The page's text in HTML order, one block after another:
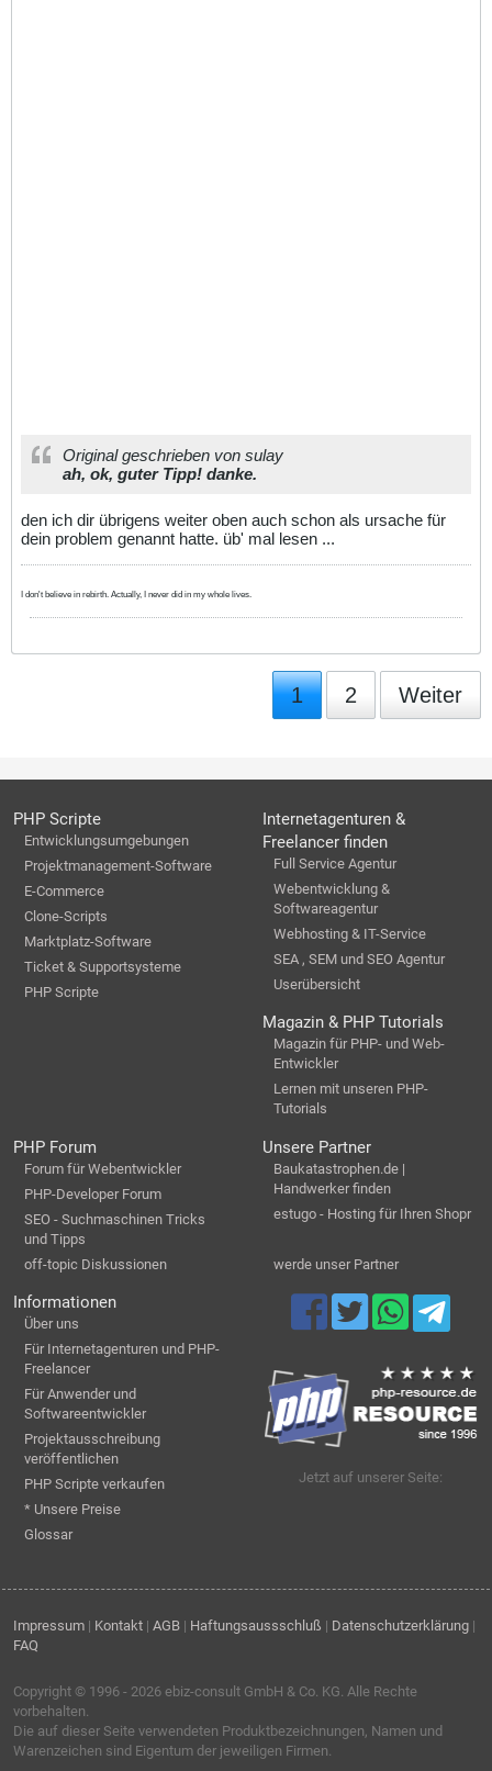
Original geschrieben von sulay
ah, ok, guter Tipp! danke.
den ich dir übrigens weiter oben auch schon als ursache für
dein problem genannt hatte. üb' mal lesen ...
I don't believe in rebirth. Actually, I never did in my whole lives.
1 2 Weiter
PHP Scripte
Entwicklungsumgebungen
Projektmanagement-Software
E-Commerce
Clone-Scripts
Marktplatz-Software
Ticket & Supportsysteme
PHP Scripte
Internetagenturen &
Freelancer finden
Full Service Agentur
Webentwicklung &
Softwareagentur
Webhosting & IT-Service
SEA , SEM und SEO Agentur
Userübersicht
Magazin & PHP Tutorials
Magazin für PHP- und Web-
Entwickler
Lernen mit unseren PHP-
Tutorials
PHP Forum
Forum für Webentwickler
PHP-Developer Forum
SEO - Suchmaschinen Tricks
und Tipps
off-topic Diskussionen
Unsere Partner
Baukatastrophen.de |
Handwerker finden
estugo - Hosting für Ihren Shopr
werde unser Partner
Informationen
Über uns
Für Internetagenturen und PHP-
Freelancer
Für Anwender und
Softwareentwickler
Projektausschreibung
veröffentlichen
PHP Scripte verkaufen
* Unsere Preise
Glossar
Jetzt auf unserer Seite:
Impressum | Kontakt | AGB | Haftungsaussschluß | Datenschutzerklärung |
FAQ
Copyright © 1996 - 2026 ebiz-consult GmbH & Co. KG . Alle Rechte
vorbehalten.
Die auf dieser Seite verwendeten Produktbezeichnungen, Namen und
Warenzeichen sind Eigentum der jeweiligen Firmen.